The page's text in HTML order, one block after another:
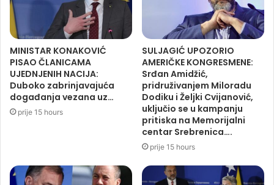
MINISTAR KONAKOVIĆ
PISAO ČLANICAMA
UJEDNJENIH NACIJA:
Duboko zabrinjavajuća
događanja vezana uz…
prije 15 hours
SULJAGIĆ UPOZORIO
AMERIČKE KONGRESMENE:
Srđan Amidžić,
pridruživanjem Miloradu
Dodiku i Željki Cvijanović,
uključio se u kampanju
pritiska na Memorijalni
centar Srebrenica….
prije 15 hours